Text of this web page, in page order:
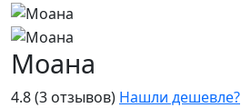
4.8(3 отзывов) Нашли дешевле?
Моана